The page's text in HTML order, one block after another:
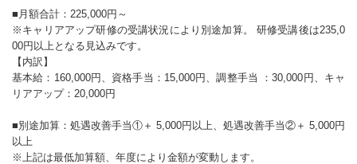
■月額合計：225,000円～
※キャリアアップ研修の受講状況により別途加算。 研修受講後は235,0
00円以上となる見込みです。
【内訳】
基本給：160,000円、資格手当：15,000円、調整手当 ：30,000円、キャ
リアアップ：20,000円
■別途加算：処遇改善手当①＋ 5,000円以上、処遇改善手当②＋ 5,000円
以上
※上記は最低加算額、年度により金額が変動します。